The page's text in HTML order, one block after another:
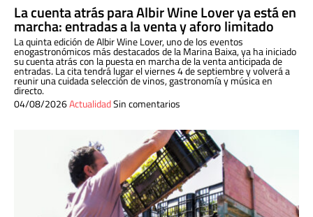
La cuenta atrás para Albir Wine Lover ya está en
marcha: entradas a la venta y aforo limitado
La quinta edición de Albir Wine Lover, uno de los eventos
enogastronómicos más destacados de la Marina Baixa, ya ha iniciado
su cuenta atrás con la puesta en marcha de la venta anticipada de
entradas. La cita tendrá lugar el viernes 4 de septiembre y volverá a
reunir una cuidada selección de vinos, gastronomía y música en
directo.
04/08/2026ActualidadSin comentarios